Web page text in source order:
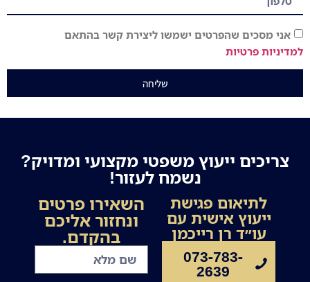
אני מסכים שהפרטים ישמשו ליצירת קשר בהתאם
למדיניות פרטיות
שליחה
צריכים ייעוץ משפטי מקצועי ומדויק?
נשמח לעזור!
לתיאום פגישת
ייעוץ אישית עם
עו״ד רן רייכמן
073-783-
2639
השאירו פרטים
ונחזור אליכם
בהקדם.